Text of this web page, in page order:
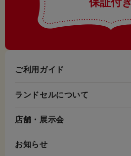
ご利用ガイド
ランドセルについて
店舗・展示会
お知らせ